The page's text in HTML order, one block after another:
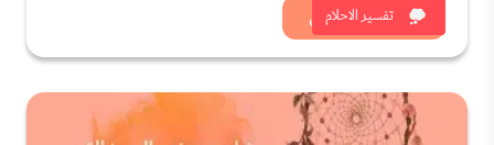
تفسير الاحلام
شاهد الان